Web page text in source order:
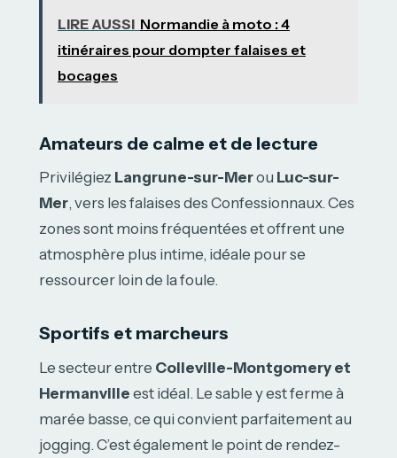
LIRE AUSSI Normandie à moto : 4
itinéraires pour dompter falaises et
bocages
Amateurs de calme et de lecture
Privilégiez Langrune-sur-Merou Luc-sur-
Mer, vers les falaises des Confessionnaux. Ces
zones sont moins fréquentées et offrent une
atmosphère plus intime, idéale pour se
ressourcer loin de la foule.
Sportifs et marcheurs
Le secteur entre Colleville-Montgomery et
Hermanville est idéal. Le sable y est ferme à
marée basse, ce qui convient parfaitement au
jogging. C’est également le point de rendez-